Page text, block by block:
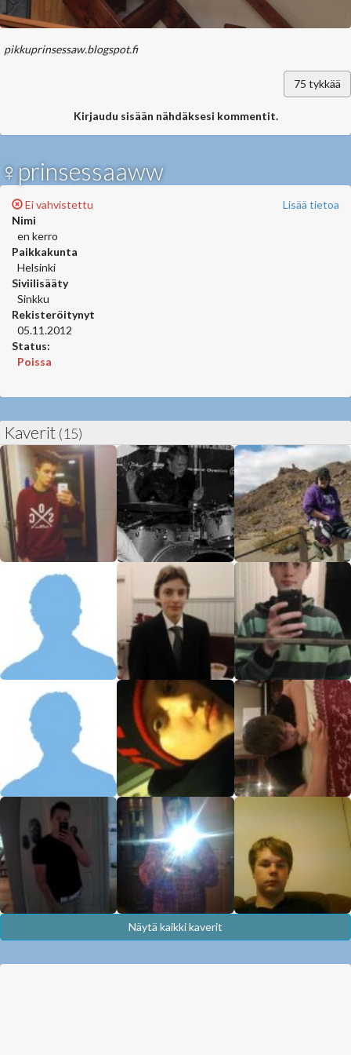
pikkuprinsessaw.blogspot.fi
75 tykkää
Kirjaudu sisään nähdäksesi kommentit.
♀prinsessaaww
Lisää tietoa
Ei vahvistettu
Nimi
en kerro
Paikkakunta
Helsinki
Siviilisääty
Sinkku
Rekisteröitynyt
05.11.2012
Status:
Poissa
Kaverit (15)
Näytä kaikki kaverit